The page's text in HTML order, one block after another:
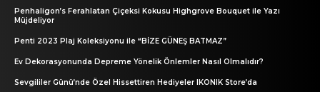
Penhaligon’s Ferahlatan Çiçeksi Kokusu Highgrove Bouquet ile Yazı
Müjdeliyor
Penti 2023 Plaj Koleksiyonu ile “BİZE GÜNEŞ BATMAZ”
Ev Dekorasyonunda Depreme Yönelik Önlemler Nasıl Olmalıdır?
Sevgililer Günü’nde Özel Hissettiren Hediyeler IKONIK Store’da